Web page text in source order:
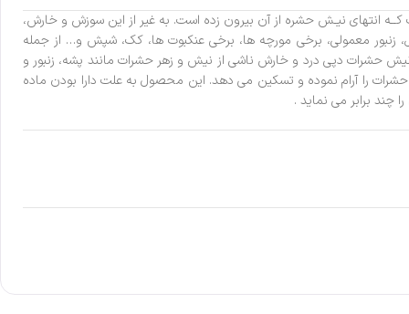
انتهای نیـش حشره از آن بیرون زده است. به غیر از این سوزش و خارش،
زنبور معمولی، برخی مورچه ها، برخی عنکبوت ها، کک، شپش و… از جمله
حشرات دپی درد و خارش ناشی از نیش و زهر حشرات مانند پشه، زنبور و
را آرام نموده و تسکین می دهد. این محصول به علت دارا بودن ماده